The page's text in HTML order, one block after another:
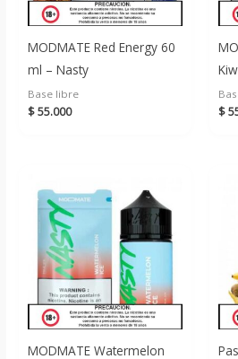
MODMATE Red Energy 60
ml – Nasty
Base libre
$55.000 $
MODMATE Watermelon